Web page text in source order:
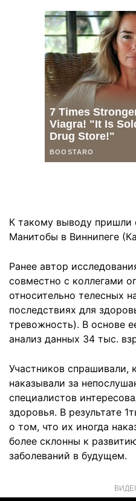
К такому выводу пришли
Манитобы в Виннипеге
Ранее автор
совместно с коллегами
относительно телесных
последствиях для
тревожность). В основе
анализ данных 34 тыс.
Участников спрашивали,
наказывали за
специалистов
здоровья. В результате
о том, что их иногда
более склонны к
заболеваний в будущем.